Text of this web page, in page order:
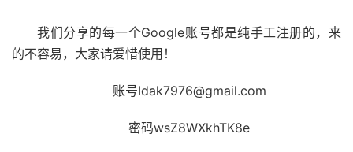
我们分享的每一个Google账号都是纯手工注册的，来
的不容易，大家请爱惜使用！
账号Idak7976@gmail.com
密码wsZ8WXkhTK8e